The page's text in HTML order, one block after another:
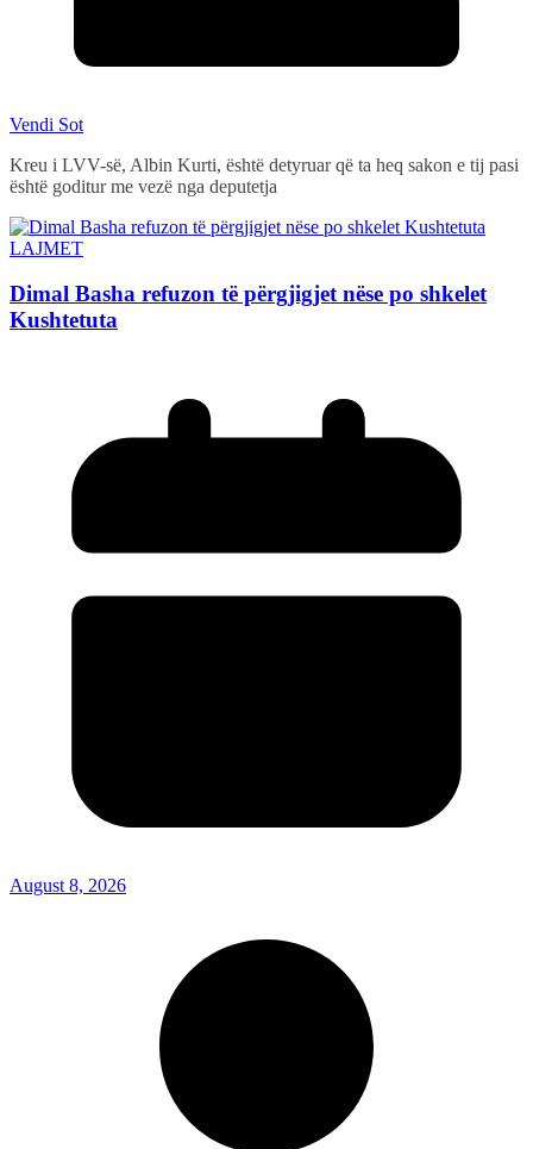
Vendi Sot
Kreu i LVV-së, Albin Kurti, është detyruar që ta heq sakon e tij pasi
është goditur me vezë nga deputetja
LAJMET
Dimal Basha refuzon të përgjigjet nëse po shkelet
Kushtetuta
August 8, 2026